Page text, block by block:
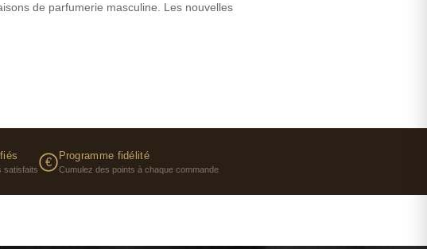
de parfumerie masculine. Les nouvelles
satisfaits
€ Programme fidélité
Cumulez des points à chaque commande